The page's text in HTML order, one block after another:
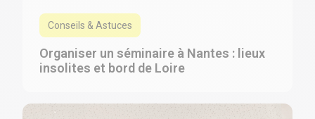
Conseils & Astuces
Organiser un séminaire à Nantes : lieux
insolites et bord de Loire